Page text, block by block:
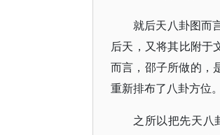
就后天八卦图而
后天，又将其比附于
而言，邵子所做的，
重新排布了八卦方位
之所以把先天八